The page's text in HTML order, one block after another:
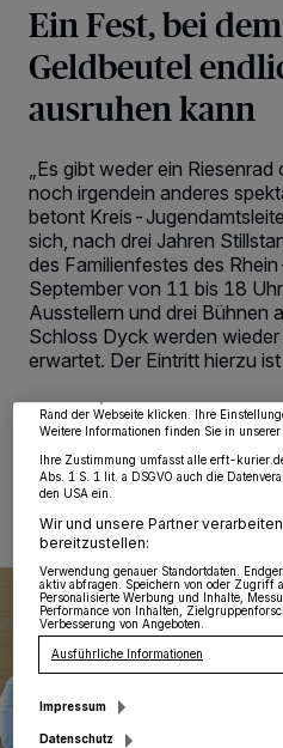
Ein Fest, bei
Geldbeutel
ausruhen kann
„Es gibt weder ein
noch irgendein anderes
betont Kreis-
sich, nach drei Jahren
des Familienfestes des
September von 11 bis 18
Ausstellern und drei Bühnen
Schloss Dyck werden
erwartet. Der Eintritt hierzu
12.09.2019 , 09:42 Uhr 2
Wir und unsere
-Partner speichern
wie Browserdaten oder eindeutige
von OK aktivieren Sie Tracking-
Partner verarbeiten Daten, um Ihnen
Zwecke. Wenn Tracker deaktiviert sind,
möglicherweise nicht mehr so relevant für
Rand der Webseite klicken. Ihre
Weitere Informationen finden Sie in
Ihre Zustimmung umfasst alle erft-
Abs. 1 S. 1 lit. a DSGVO auch die
den USA ein.
Wir und unsere Partner
bereitzustellen:
Verwendung genauer Standortdaten.
aktiv abfragen. Speichern von oder Zugriff
Personalisierte Werbung und Inhalte,
Performance von Inhalten,
Verbesserung von Angeboten.
Ausführliche Informationen
Impressum
Datenschutz